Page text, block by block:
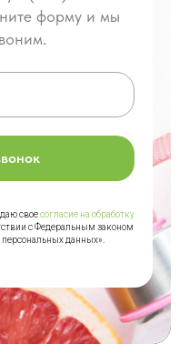
форму и мы
своесогласие на обработку
с Федеральным законом
данных».